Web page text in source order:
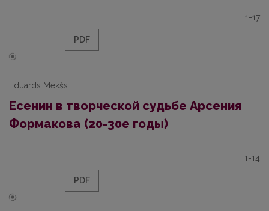
1-17
PDF
Eduards Mekšs
Есенин в творческой судьбе Арсения
Формакова (20-30е годы)
1-14
PDF